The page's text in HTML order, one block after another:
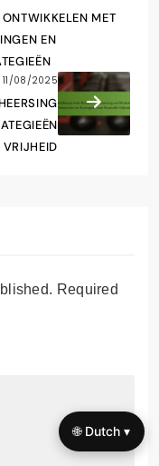
MET
EN
11/08/2025
Required
🌐 Dutch ▾